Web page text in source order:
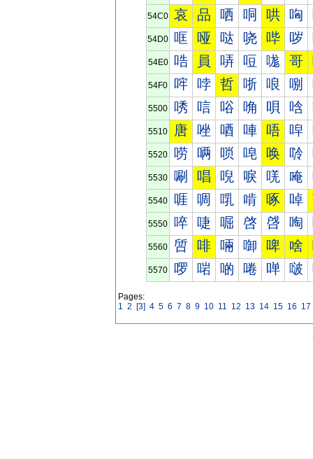
54C0 哀 品 哂 哃 哄 哅
54D0 哐 哑 哒 哓 哔 哕
54E0 哠 員 哢 哣 哤 哥
54F0 哰 哱 哲 哳 哴 哵
5500 唀 唁 唂 唃 唄 唅
5510 唐 唑 唒 唓 唔 唕
5520 唠 唡 唢 唣 唤 唥
5530 唰 唱 唲 唳 唴 唵
5540 啀 啁 啂 啃 啄 啅
5550 啐 啑 啒 啓 啔 啕
5560 啠 啡 啢 啣 啤 啥
5570 啰 啱 啲 啳 啴 啵
Pages:
1 2 [3] 4 5 6 7 8 9 10 11 12 13 14 15 16 17